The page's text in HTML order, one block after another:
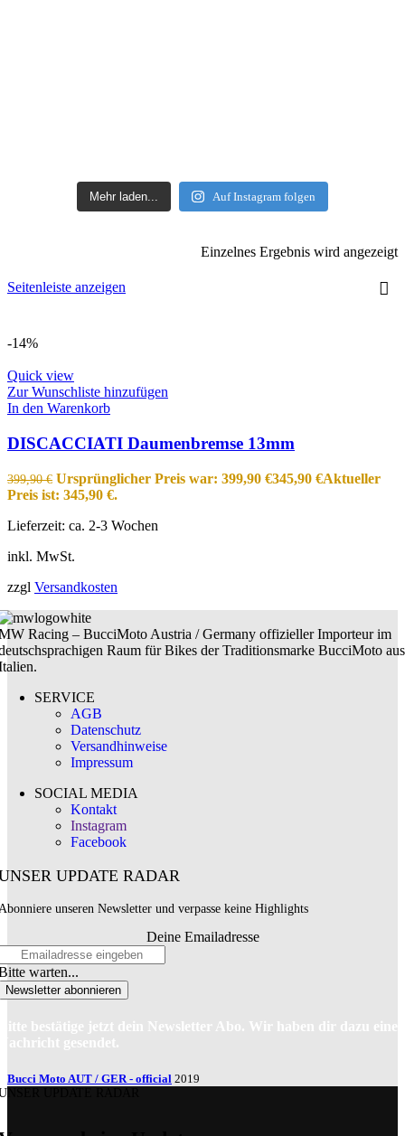
Mehr laden... Auf Instagram folgen
Einzelnes Ergebnis wird angezeigt
Seitenleiste anzeigen
-14%
Quick view
Zur Wunschliste hinzufügen
In den Warenkorb
DISCACCIATI Daumenbremse 13mm
399,90€ Ursprünglicher Preis war: 399,90 €345,90 €Aktueller
Preis ist: 345,90 €.
Lieferzeit: ca. 2-3 Wochen
inkl. MwSt.
zzgl Versandkosten
Racing – BucciMoto Austria / Germany offizieller Importeur im
Raum für Bikes der Traditionsmarke BucciMoto aus
SERVICE
AGB
Datenschutz
Versandhinweise
Impressum
SOCIAL MEDIA
Kontakt
Instagram
Facebook
UPDATE RADAR
unseren Newsletter und verpasse keine Highlights
Deine Emailadresse
warten...
Newsletter abonnieren
bestätige jetzt dein Newsletter Abo. Wir haben dir dazu eine
gesendet.
Bucci Moto AUT / GER - official 2019
UPDATE RADAR